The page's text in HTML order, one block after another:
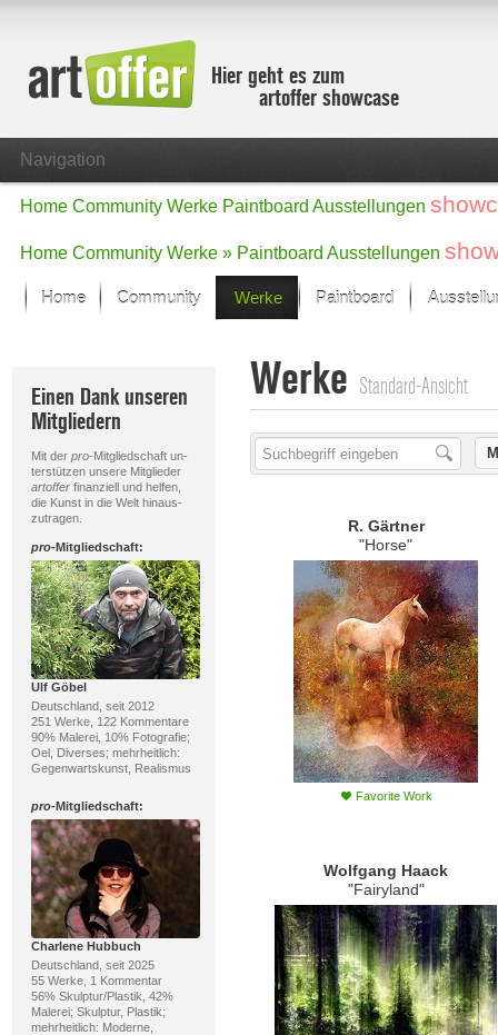
Hier geht es zum
artoffer showcase
Navigation
Home Community Werke Paintboard Ausstellungen
Home Community Werke » Paintboard Ausstellungen
Home Community Werke
Der letzte Monat im Fokus
Alle Fokus-Werke
Standard-Ansicht
Fokus-Werke
Neue Werke – Auswahl
Paintboard
Einen Dank unseren
Mitgliedern
Mit der pro-Mitgliedschaft un-
terstützen unsere Mitglieder
artofferfinanziell und helfen,
die Kunst in die Welt hinaus-
zutragen.
pro-Mitgliedschaft:
Ulf Göbel
Deutschland, seit 2012
251 Werke, 122 Kommentare
90% Malerei, 10% Fotografie;
Oel, Diverses; mehrheitlich:
Gegenwartskunst, Realismus
pro-Mitgliedschaft:
Charlene Hubbuch
Deutschland, seit 2025
55 Werke, 1 Kommentar
56% Skulptur/Plastik, 42%
Malerei; Skulptur, Plastik;
mehrheitlich: Moderne,
Werke Standard-Ansicht
R. Gärtner
"Horse"
Favorite Work
Wolfgang Haack
"Fairyland"